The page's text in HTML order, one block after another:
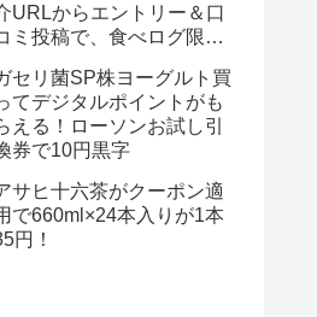
URLからエントリー＆口
ミ投稿で、食べログ限定
がもらえる
セリ菌SP株ヨーグルト買
てデジタルポイントがも
える！ローソンお試し引
券で10円黒字
サヒ十六茶がクーポン適
で660ml×24本入りが1本
円！